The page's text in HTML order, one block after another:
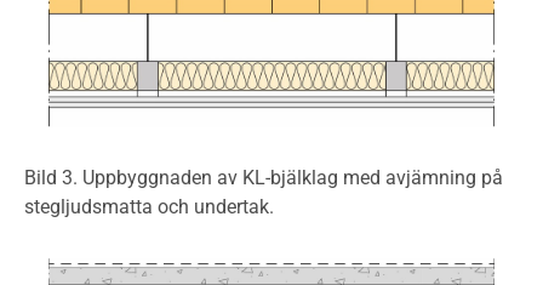
Bild 3. Uppbyggnaden av KL-bjälklag med avjämning på
stegljudsmatta och undertak.